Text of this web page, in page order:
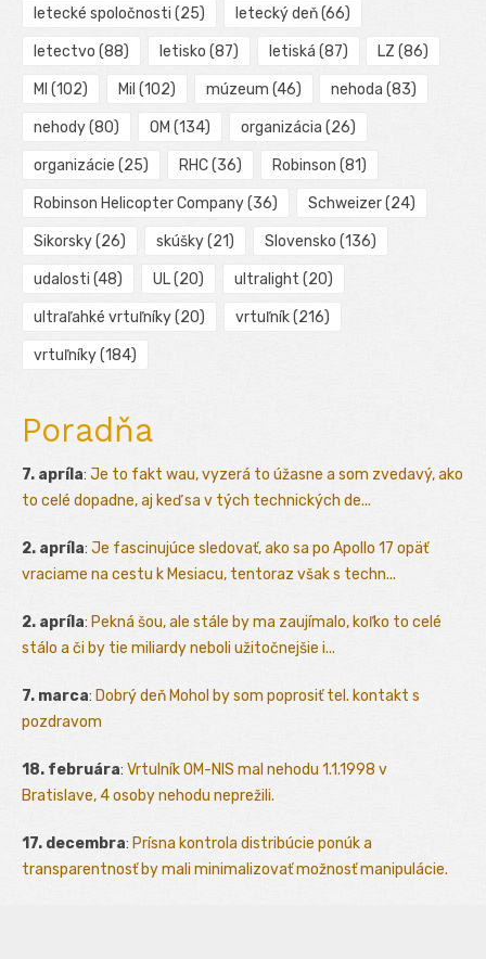
letecké spoločnosti (25) letecký deň(66)
letectvo (88) letisko (87) letiská (87) LZ (86)
MI (102) Mil (102) múzeum (46) nehoda (83)
nehody(80) OM (134) organizácia (26)
organizácie (25) RHC(36) Robinson (81)
Robinson Helicopter Company(36) Schweizer(24)
Sikorsky(26) skúšky(21) Slovensko (136)
udalosti (48) UL(20) ultralight (20)
ultraľahké vrtuľníky(20) vrtuľník(216)
vrtuľníky(184)
Poradňa
7. apríla: Je to fakt wau, vyzerá to úžasne a som zvedavý, ako
to celé dopadne, aj keď sa v tých technických de...
2. apríla: Je fascinujúce sledovať, ako sa po Apollo 17 opäť
vraciame na cestu k Mesiacu, tentoraz však s techn...
2. apríla: Pekná šou, ale stále by ma zaujímalo, koľko to celé
stálo a či by tie miliardy neboli užitočnejšie i...
7. marca: Dobrý deň Mohol by som poprosiť tel. kontakt s
pozdravom
18. februára: Vrtulník OM-NIS mal nehodu 1.1.1998 v
Bratislave, 4 osoby nehodu neprežili.
17. decembra: Prísna kontrola distribúcie ponúk a
transparentnosť by mali minimalizovať možnosť manipulácie.